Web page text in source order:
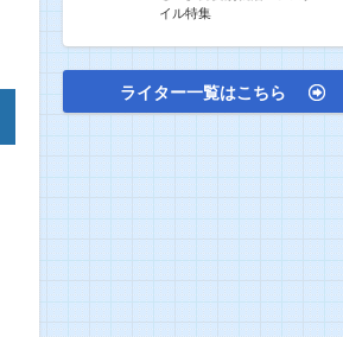
イル特集
ライター一覧はこちら